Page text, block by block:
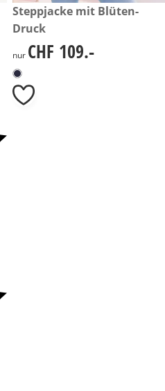
CHF 109.-
Steppjacke mit Blüten-
Druck
CHF 109.-
nur CHF 109.-